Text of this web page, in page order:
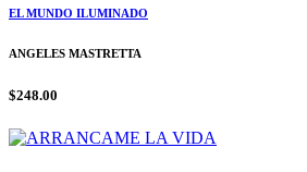
EL MUNDO ILUMINADO
ANGELES MASTRETTA
$248.00